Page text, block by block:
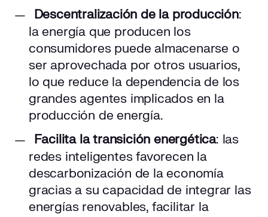
Descentralización de la producción:
la energía que producen los
consumidores puede almacenarse o
ser aprovechada por otros usuarios,
lo que reduce la dependencia de los
grandes agentes implicados en la
producción de energía.
Facilita la transición energética: las
redes inteligentes favorecen la
descarbonización de la economía
gracias a su capacidad de integrar las
energías renovables, facilitar la